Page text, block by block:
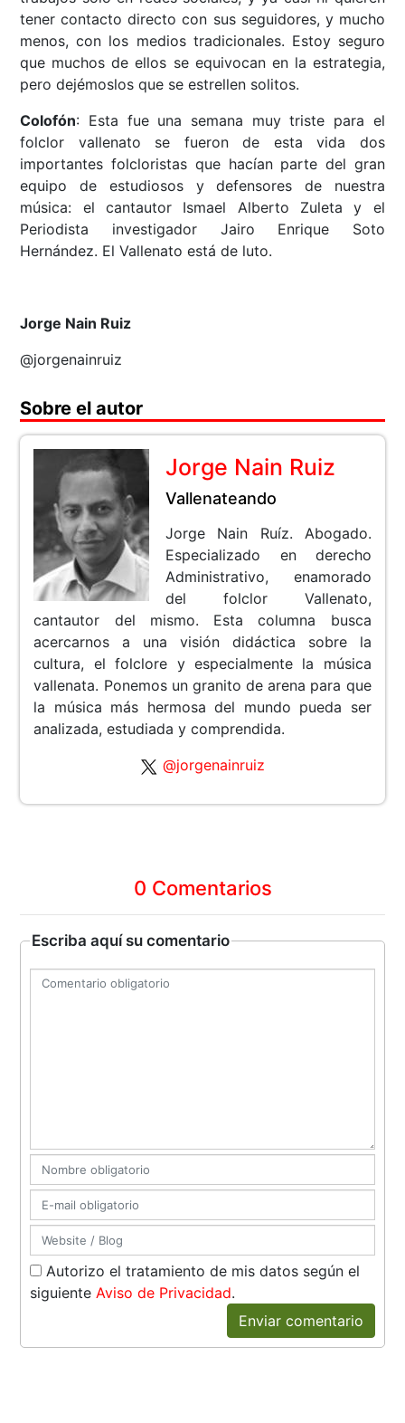
tener contacto directo con sus seguidores, y mucho
menos, con los medios tradicionales. Estoy seguro
que muchos de ellos se equivocan en la estrategia,
pero dejémoslos que se estrellen solitos.
Colofón: Esta fue una semana muy triste para el
folclor vallenato se fueron de esta vida dos
importantes folcloristas que hacían parte del gran
equipo de estudiosos y defensores de nuestra
música: el cantautor Ismael Alberto Zuleta y el
Periodista investigador Jairo Enrique Soto
Hernández. El Vallenato está de luto.
Jorge Nain Ruiz
@jorgenainruiz
Sobre el autor
Jorge Nain Ruiz
Vallenateando
Jorge Nain Ruíz. Abogado.
Especializado en derecho
Administrativo, enamorado
del folclor Vallenato,
cantautor del mismo. Esta columna busca
acercarnos a una visión didáctica sobre la
cultura, el folclore y especialmente la música
vallenata. Ponemos un granito de arena para que
la música más hermosa del mundo pueda ser
analizada, estudiada y comprendida.
@jorgenainruiz
0 Comentarios
Escriba aquí su comentario
Autorizo el tratamiento de mis datos según el
siguienteAviso de Privacidad.
Enviar comentario